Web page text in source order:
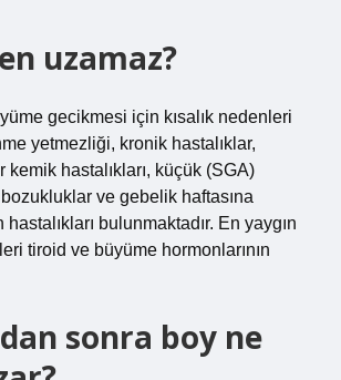
uzamaz?
gecikmesi için kısalık nedenleri
yetmezliği, kronik hastalıklar,
kemik hastalıkları, küçük (SGA)
ve gebelik haftasına
hastalıkları bulunmaktadır. En yaygın
tiroid ve büyüme hormonlarının
sonra boy ne